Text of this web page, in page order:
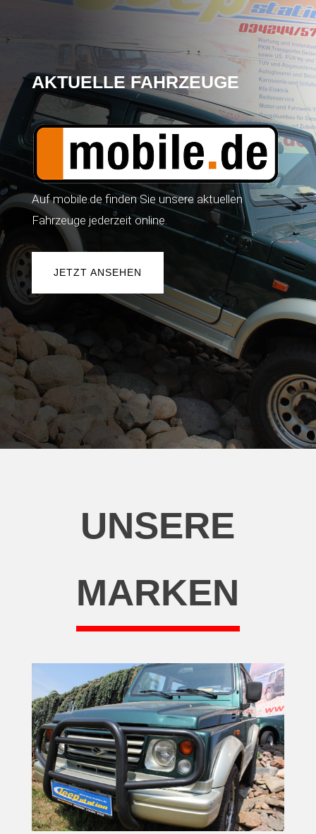
AKTUELLE FAHRZEUGE
Auf mobile.de finden Sie unsere aktuellen
Fahrzeuge jederzeit online.
JETZT ANSEHEN
UNSERE
MARKEN